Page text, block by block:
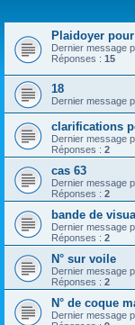
Plaidoyer
Dernier message
Réponses : 15
18
Dernier message
clarifications
Dernier message
Réponses : 2
cas 63
Dernier message
Réponses : 2
bande de
Dernier message
Réponses : 2
N° sur voile
Dernier message
Réponses : 2
N° de coque
Dernier message